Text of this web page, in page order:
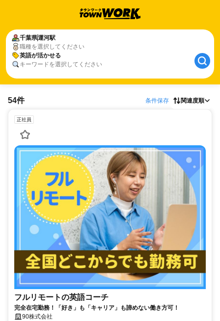
千葉県運河駅
職種を選択してください
英語が活かせる
キーワードを選択してください
54件 条件保存 関連度順
正社員
フルリモートの英語コーチ
完全在宅勤務！「好き」も「キャリア」も諦めない働き方可！
90株式会社